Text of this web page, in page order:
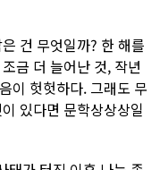
건 무엇일까? 한 해를
금 더 늘어난 것, 작년
이 헛헛하다. 그래도 무
있다면 문학상상상일